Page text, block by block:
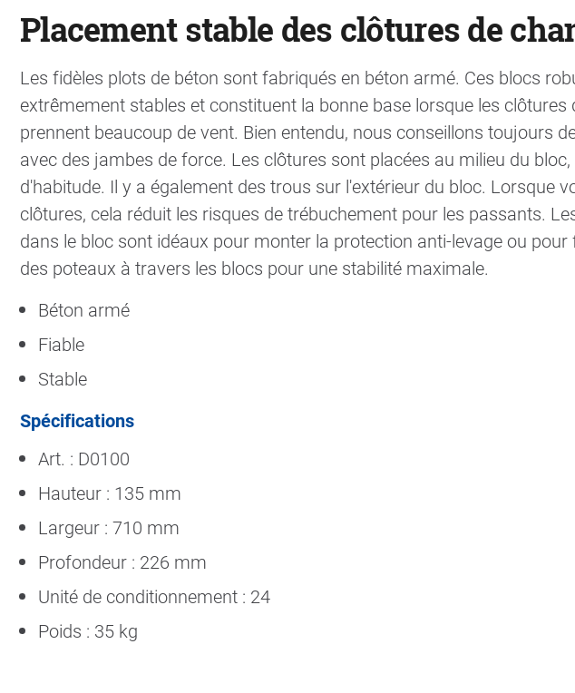
Placement stable des clôtures de
Les fidèles plots de béton sont fabriqués en béton armé. Ces blocs
extrêmement stables et constituent la bonne base lorsque les clôtures
prennent beaucoup de vent. Bien entendu, nous conseillons toujours
avec des jambes de force. Les clôtures sont placées au milieu du
d'habitude. Il y a également des trous sur l'extérieur du bloc. Lorsque
clôtures, cela réduit les risques de trébuchement pour les passants.
dans le bloc sont idéaux pour monter la protection anti-levage ou pour
des poteaux à travers les blocs pour une stabilité maximale.
Béton armé
Fiable
Stable
Spécifications
Art. : D0100
Hauteur : 135 mm
Largeur : 710 mm
Profondeur : 226 mm
Unité de conditionnement : 24
Poids : 35 kg